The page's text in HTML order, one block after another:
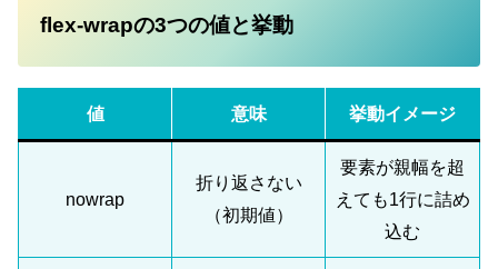
flex-wrapの3つの値と挙動
値 意味 挙動イメージ
nowrap
折り返さない
（初期値）
要素が親幅を超
えても1行に詰め
込む